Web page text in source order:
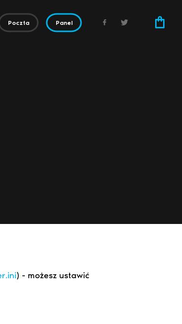
Poczta Panel
) - możesz ustawić